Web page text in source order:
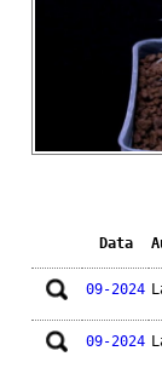
Data
09-2024
09-2024